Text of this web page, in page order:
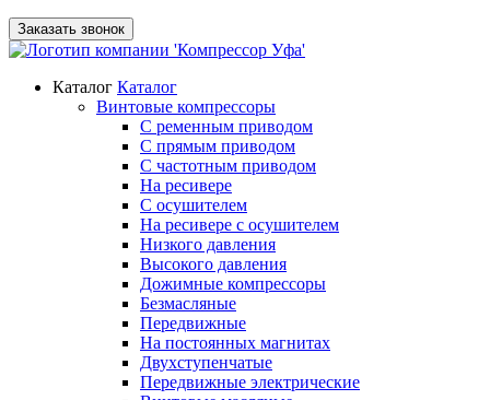
Заказать звонок
Каталог Каталог
Винтовые компрессоры
С ременным приводом
С прямым приводом
С частотным приводом
На ресивере
С осушителем
На ресивере с осушителем
Низкого давления
Высокого давления
Дожимные компрессоры
Безмасляные
Передвижные
На постоянных магнитах
Двухступенчатые
Передвижные электрические